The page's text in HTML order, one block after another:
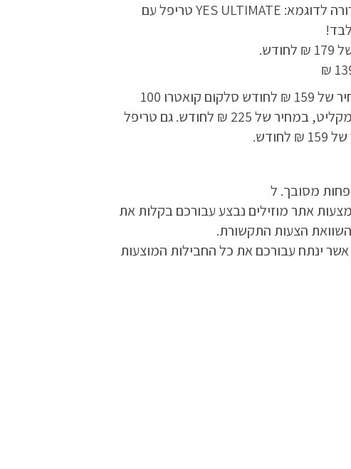
, באמצעות אתר מוזילים, אנו מציעים לכם השוואת מחירים ברורה לדוגמא: YES ULTIMATE טריפל עם
סלקום טי וי דאבל 100 מגה מציע חבילת ערוצים, ספק ותשתית 100 מגה, ממיר HD מקליט במחיר של 159 ₪ לחודש סלקום קואטרו 100
מגה, מציעה מבצע לזמן בלתי מוגבל של חבילת ערוצים, ספק ותשתית של 100 מגה, ממיר HD מקליט, במחיר של 225 ₪ לחודש. גם טריפל
מסובך. ל
אתר מוזילים נבצע עבורכם בקלות את
הצעות התקשורת.
ינתח עבורכם את כל החבילות המוצעות